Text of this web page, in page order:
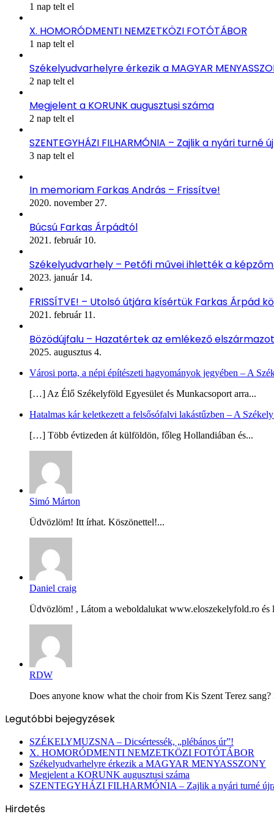
1 nap telt el
X. HOMORÓDMENTI NEMZETKÖZI FOTÓTÁBOR
1 nap telt el
Székelyudvarhelyre érkezik a MAGYAR
2 nap telt el
Megjelent a KORUNK augusztusi száma
2 nap telt el
SZENTEGYHÁZI FILHARMÓNIA – Zajlik a nyári turné
3 nap telt el
In memoriam Farkas András – Frissítve!
2020. november 27.
Búcsú Farkas Árpádtól
2021. február 10.
Székelyudvarhely – Petőfi művei ihlették a
2023. január 14.
FRISSÍTVE! – Utolsó útjára kísértük Farkas Árpád
2021. február 11.
Bözödújfalu – Hazatértek az emlékező
2025. augusztus 4.
Városi porta, a népi építészeti hagyományok jegyében – A
[…] Az Élő Székelyföld Egyesület és Munkacsoport arra...
Hatalmas kár keletkezett a felsősófalvi lakástűzben – A
[…] Több évtizeden át külföldön, főleg Hollandiában és...
Simó Márton
Üdvözlöm! Itt írhat. Köszönettel!...
Daniel craig
Üdvözlöm! , Látom a weboldalukat www.eloszekelyfold.ro és
RDW
Does anyone know what the choir from Kis Szent Terez sang?
Legutóbbi bejegyzések
SZÉKELYMUZSNA – Dicsértessék, „plébános úr”!
X. HOMORÓDMENTI NEMZETKÖZI FOTÓTÁBOR
Székelyudvarhelyre érkezik a MAGYAR MENYASSZONY
Megjelent a KORUNK augusztusi száma
SZENTEGYHÁZI FILHARMÓNIA – Zajlik a nyári turné
Hirdetés